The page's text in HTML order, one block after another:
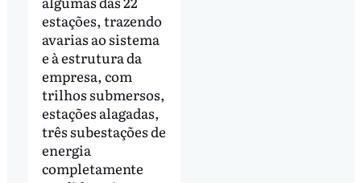
estações, trazendo
avarias ao sistema
e à estrutura da
empresa, com
trilhos submersos,
estações alagadas,
três subestações de
energia
completamente